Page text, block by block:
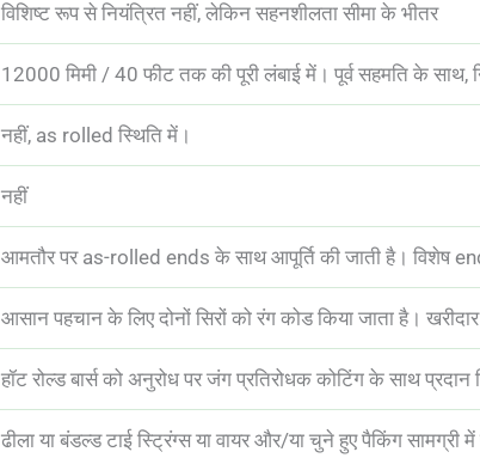
विशिष्ट रूप से नियंत्रित नहीं, लेकिन सहनशीलता सीमा के भीतर
12000 मिमी / 40 फीट तक की पूरी लंबाई में। पूर्व सहमति के
नहीं, as rolled स्थिति में।
नहीं
आमतौर पर as-rolled ends के साथ आपूर्ति की जाती है। विशेष
आसान पहचान के लिए दोनों सिरों को रंग कोड किया जाता है।
हॉट रोल्ड बार्स को अनुरोध पर जंग प्रतिरोधक कोटिंग के साथ
ढीला या बंडल्ड टाई स्ट्रिंग्स या वायर और/या चुने हुए पैकिंग सामग्री